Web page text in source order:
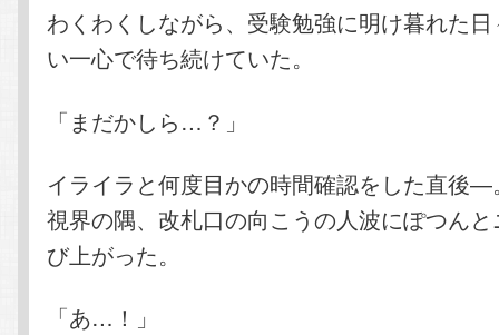
わくわくしながら、受験勉強に明け暮れた
い一心で待ち続けていた。
「まだかしら…？」
イライラと何度目かの時間確認をした直後―
視界の隅、改札口の向こうの人波にぽつん
び上がった。
「あ…！」